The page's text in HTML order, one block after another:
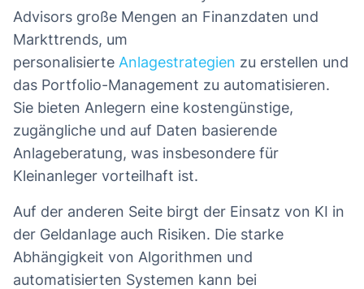
Advisors große Mengen an Finanzdaten und
Markttrends, um
personalisierte Anlagestrategien zu erstellen und
das Portfolio-Management zu automatisieren.
Sie bieten Anlegern eine kostengünstige,
zugängliche und auf Daten basierende
Anlageberatung, was insbesondere für
Kleinanleger vorteilhaft ist.
Auf der anderen Seite birgt der Einsatz von KI in
der Geldanlage auch Risiken. Die starke
Abhängigkeit von Algorithmen und
automatisierten Systemen kann bei